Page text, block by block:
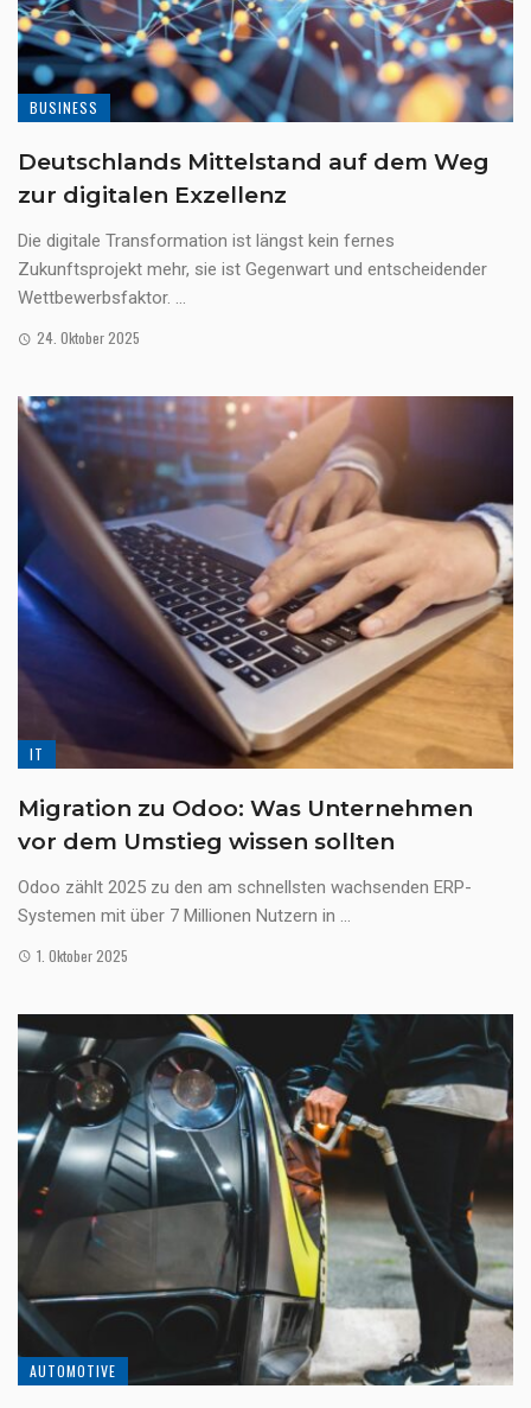
BUSINESS
Deutschlands Mittelstand auf dem Weg
zur digitalen Exzellenz
Die digitale Transformation ist längst kein fernes
Zukunftsprojekt mehr, sie ist Gegenwart und entscheidender
Wettbewerbsfaktor. ...
24. Oktober 2025
IT
Migration zu Odoo: Was Unternehmen
vor dem Umstieg wissen sollten
Odoo zählt 2025 zu den am schnellsten wachsenden ERP-
Systemen mit über 7 Millionen Nutzern in ...
1. Oktober 2025
AUTOMOTIVE